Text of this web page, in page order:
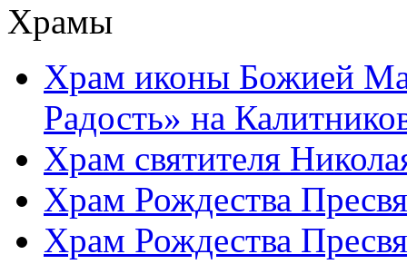
Храмы
Храм иконы Божией
Радость» на
Храм святителя
Храм Рождества
Храм Рождества